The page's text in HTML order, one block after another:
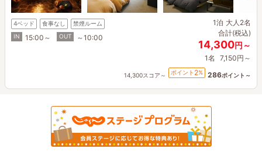
4ベッド 食事なし
禁煙ルーム
IN
15:00～ OUT ～10:00
1泊 大人2名
合計(税込)
14,300円～
1名 7,150円～
14,300スコア～ ポイント 2% 286ポイント～